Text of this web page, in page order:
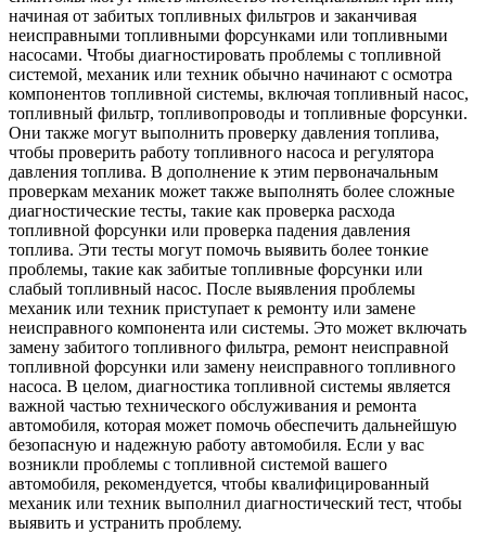
начиная от забитых топливных фильтров и заканчивая
неисправными топливными форсунками или топливными
насосами. Чтобы диагностировать проблемы с топливной
системой, механик или техник обычно начинают с осмотра
компонентов топливной системы, включая топливный насос,
топливный фильтр, топливопроводы и топливные форсунки.
Они также могут выполнить проверку давления топлива,
чтобы проверить работу топливного насоса и регулятора
давления топлива. В дополнение к этим первоначальным
проверкам механик может также выполнять более сложные
диагностические тесты, такие как проверка расхода
топливной форсунки или проверка падения давления
топлива. Эти тесты могут помочь выявить более тонкие
проблемы, такие как забитые топливные форсунки или
слабый топливный насос. После выявления проблемы
механик или техник приступает к ремонту или замене
неисправного компонента или системы. Это может включать
замену забитого топливного фильтра, ремонт неисправной
топливной форсунки или замену неисправного топливного
насоса. В целом, диагностика топливной системы является
важной частью технического обслуживания и ремонта
автомобиля, которая может помочь обеспечить дальнейшую
безопасную и надежную работу автомобиля. Если у вас
возникли проблемы с топливной системой вашего
автомобиля, рекомендуется, чтобы квалифицированный
механик или техник выполнил диагностический тест, чтобы
выявить и устранить проблему.